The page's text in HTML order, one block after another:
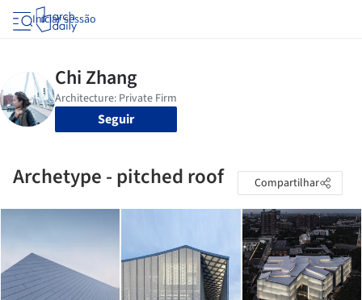
Iniciar sessão
Seguir
Archetype - pitched roof Compartilhar